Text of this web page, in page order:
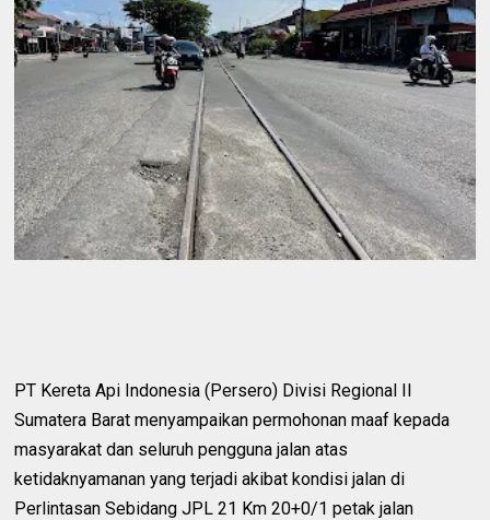
PT Kereta Api Indonesia (Persero) Divisi Regional II
Sumatera Barat menyampaikan permohonan maaf kepada
masyarakat dan seluruh pengguna jalan atas
ketidaknyamanan yang terjadi akibat kondisi jalan di
Perlintasan Sebidang JPL 21 Km 20+0/1 petak jalan